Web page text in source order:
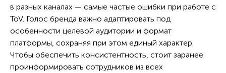
в разных каналах — самые частые ошибки при работе с
ToV. Голос бренда важно адаптировать под
особенности целевой аудитории и формат
платформы, сохраняя при этом единый характер.
Чтобы обеспечить консистентность, стоит заранее
проинформировать сотрудников из всех